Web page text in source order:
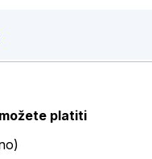
platiti